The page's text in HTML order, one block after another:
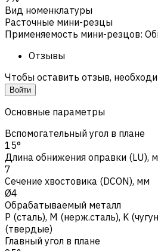
Вид номенклатуры
Расточные мини-резцы
Применяемость мини-резцов:
Отзывы
Чтобы оставить отзыв,
Войти
Основные параметры
Вспомогательный угол в плане
15°
Длина обнижения оправки (LU),
7
Сечение хвостовика (DCON), мм
Ø4
Обрабатываемый металл
Р (сталь), M (нерж.сталь), K
(твердые)
Главный угол в плане